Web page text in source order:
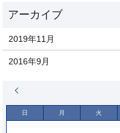
2019年11月
2016年9月
日 月 火